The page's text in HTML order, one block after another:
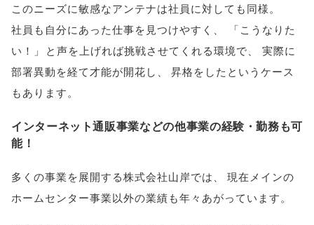
このニーズに敏感なアンテナは社員に対しても同様。
社員も自分にあった仕事を見つけやすく 、 「こうなりた
い！ 」 と声を上げれば挑戦させてくれる環境で、
実際に
部署異動を経て才能が開花し 、
昇格をしたというケース
もあります。
インターネット通販事業などの他事業の経験・勤務も可
能！
多くの事業を展開する株式会社山岸では、
現在メインの
ホームセンター事業以外の業績も年々あがっています。